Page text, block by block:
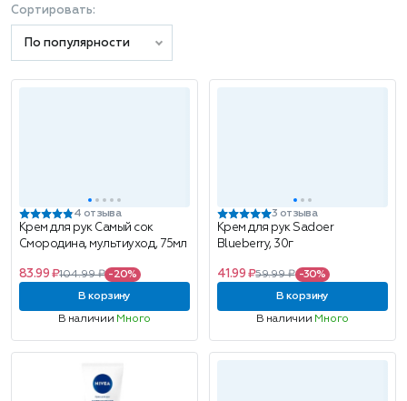
Сортировать:
По популярности
4 отзыва
Крем для рук Самый сок
Смородина, мультиуход, 75мл
83.99 ₽104.99 ₽ -20%
В корзину
В наличии Много
3 отзыва
Крем для рук Sadoer
Blueberry, 30г
41.99 ₽59.99 ₽ -30%
В корзину
В наличии Много